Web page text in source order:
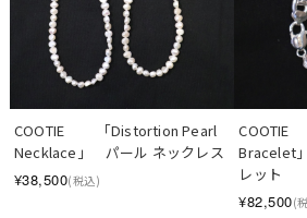
COOTIE 　　「Distortion Pearl
Necklace」　パール ネックレス
¥38,500(税込)
COOTIE
Bracelet
レット
¥82,500(